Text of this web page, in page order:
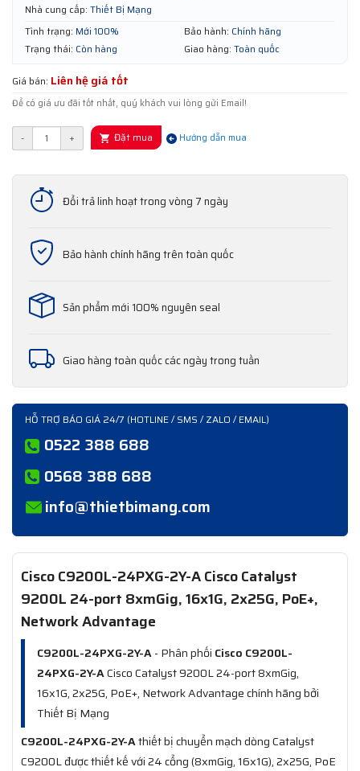
Nhà cung cấp: Thiết Bị Mạng
Tình trạng: Mới 100% Bảo hành: Chính hãng
Trạng thái: Còn hàng Giao hàng: Toàn quốc
Giá bán: Liên hệ giá tốt
Để có giá ưu đãi tốt nhất, quý khách vui lòng gửi Email!
- + Đặt mua Hướng dẫn mua
Đổi trả linh hoạt trong vòng 7 ngày
Bảo hành chính hãng trên toàn quốc
Sản phẩm mới 100% nguyên seal
Giao hàng toàn quốc các ngày trong tuần
HỖ TRỢ BÁO GIÁ 24/7 (HOTLINE / SMS / ZALO / EMAIL)
0522 388 688
0568 388 688
info@thietbimang.com
Cisco C9200L-24PXG-2Y-A Cisco Catalyst
9200L 24-port 8xmGig, 16x1G, 2x25G, PoE+,
Network Advantage
C9200L-24PXG-2Y-A- Phân phối Cisco C9200L-
24PXG-2Y-ACisco Catalyst 9200L 24-port 8xmGig,
16x1G, 2x25G, PoE+, Network Advantage chính hãng bởi
Thiết Bị Mạng
C9200L-24PXG-2Y-Athiết bị chuyển mạch dòng Catalyst
C9200L được thiết kế với 24 cổng (8xmGig, 16x1G), 2x25G, PoE